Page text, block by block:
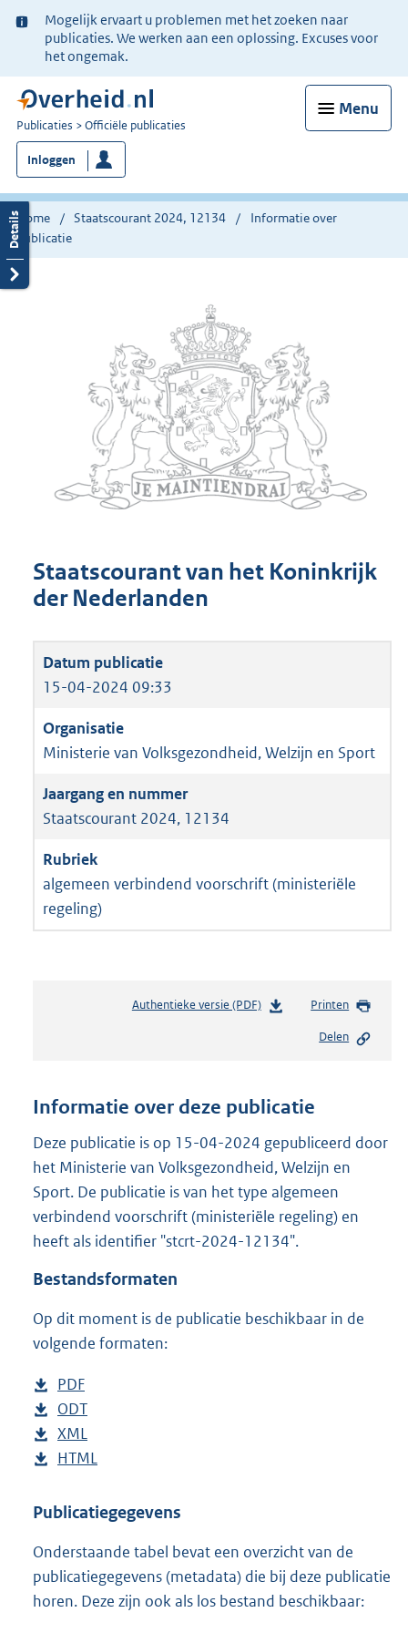
Ter
informatie:
Mogelijk ervaart u problemen met het zoeken naar
publicaties. We werken aan een oplossing. Excuses voor
het ongemak.
Menu
U
bent
nu
hier:
Publicaties Officiële publicaties
Inloggen
Home Staatscourant 2024, 12134
Informatie over
publicatie
Staatscourant van het Koninkrijk
der Nederlanden
15-04-2024 09:33
Ministerie van Volksgezondheid, Welzijn en Sport
Staatscourant 2024, 12134
algemeen verbindend voorschrift (ministeriële
regeling)
Authentieke versie (PDF)b
n
s
g
r
o
o
t
Printen
Delen
Informatie over deze publicatie
Deze publicatie is op 15-04-2024 gepubliceerd door
het Ministerie van Volksgezondheid, Welzijn en
Sport. De publicatie is van het type algemeen
verbindend voorschrift (ministeriële regeling) en
heeft als identifier "stcrt-2024-12134".
Bestandsformaten
Op dit moment is de publicatie beschikbaar in de
volgende formaten:
D
o
w
n
o
d
p
u
PDF
e
s
t
n
s
g
r
D
o
w
l
a
d
p
ODT
s
a
d
s
g
D
o
n
o
a
d
XML
e
t
n
d
s
D
w
l
o
a
HTML
s
a
n
d
Publicatiegegevens
Onderstaande tabel bevat een overzicht van de
publicatiegegevens (metadata) die bij deze publicatie
horen. Deze zijn ook als los bestand beschikbaar: